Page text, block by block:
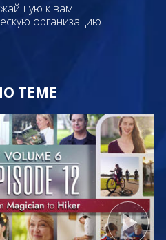
к вам
организацию
ТЕМЕ